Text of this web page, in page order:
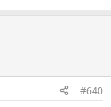
#640